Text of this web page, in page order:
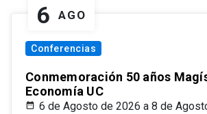
6 AGO
Conferencias
Conmemoración 50 años
Economía UC
6 de Agosto de 2026 a 8 de